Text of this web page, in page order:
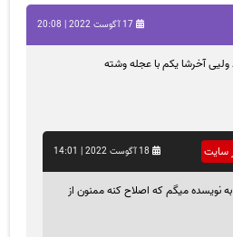
17 آگوست 2022 | 20:08
آخرشا یکم با عجله وشته
سایت 18 آگوست 2022 | 14:01
نویسده میگم که اصلاح کنه ممنون از